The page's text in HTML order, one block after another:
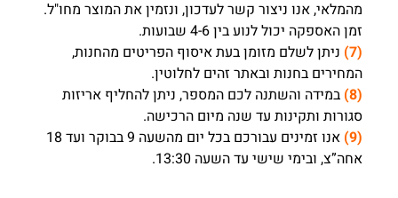
מהמלאי, אנו ניצור קשר לעדכון, ונזמין את המוצר מחו"ל.
זמן האספקה יכול לנוע בין 4-6 שבועות.
(7)
ניתן לשלם מזומן בעת איסוף הפריטים מהחנות,
המחירים בחנות ובאתר זהים לחלוטין.
(8)
במידה והשתנה לכם המספר, ניתן להחליף אריזות
סגורות ותקינות עד שנה מיום הרכישה.
(9)
אנו זמינים עבורכם בכל יום מהשעה 9 בבוקר ועד 18
אחה”צ, ובימי שישי עד השעה 13:30.